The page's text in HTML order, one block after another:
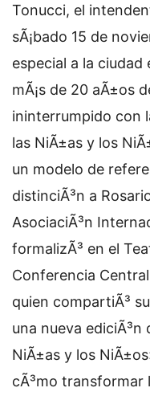
Tonucci, el
sÃ¡bado 15 de
especial a la
mÃ¡s de 20 aÃ±os
ininterrumpido con
las NiÃ±as y los
un modelo de
distinciÃ³n a
AsociaciÃ³n
formalizÃ³ en el
Conferencia
quien compartiÃ³
una nueva ediciÃ³n
NiÃ±as y los
cÃ³mo transformar